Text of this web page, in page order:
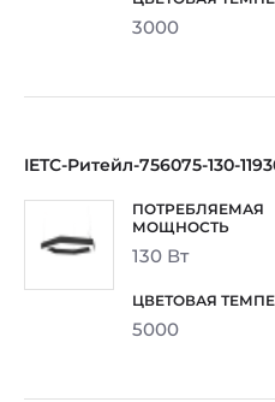
3000
IETC-Ритейл-756075-130-
130 Вт
5000